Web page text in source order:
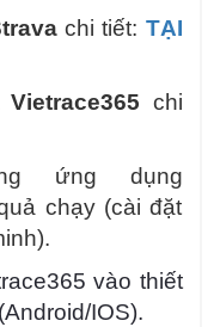
chi tiết: TẠI
Vietrace365 chi
ứng dụng
chạy (cài đặt
vào thiết
IOS).